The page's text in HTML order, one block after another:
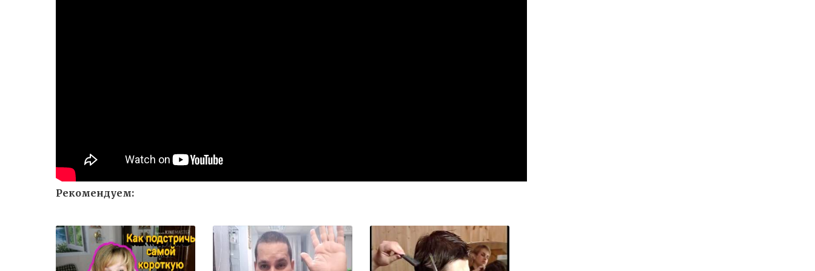
Рекомендуем: